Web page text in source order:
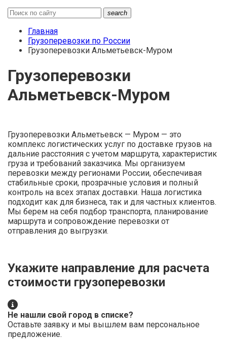
search
Главная
Грузоперевозки по России
Грузоперевозки Альметьевск-Муром
Грузоперевозки
Альметьевск-Муром
Грузоперевозки Альметьевск — Муром — это
комплекс логистических услуг по доставке грузов на
дальние расстояния с учетом маршрута, характеристик
груза и требований заказчика. Мы организуем
перевозки между регионами России, обеспечивая
стабильные сроки, прозрачные условия и полный
контроль на всех этапах доставки. Наша логистика
подходит как для бизнеса, так и для частных клиентов.
Мы берем на себя подбор транспорта, планирование
маршрута и сопровождение перевозки от
отправления до выгрузки.
Укажите направление для расчета
стоимости грузоперевозки
Не нашли свой город в списке?
Оставьте заявку и мы вышлем вам персональное
предложение.